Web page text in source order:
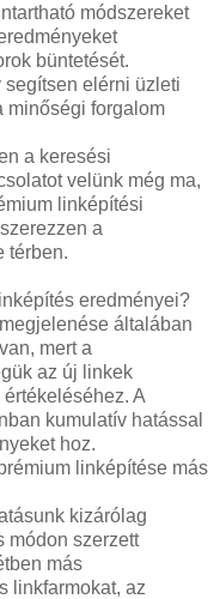
módszereket
büntetését.
segítsen elérni üzleti
minőségi forgalom
a keresési
velünk még ma,
linképítési
a
térben.
eredményei?
általában
mert a
az új linkek
A
kumulatív hatással
hoz.
linképítése más
kizárólag
módon szerzett
más
linkfarmokat, az